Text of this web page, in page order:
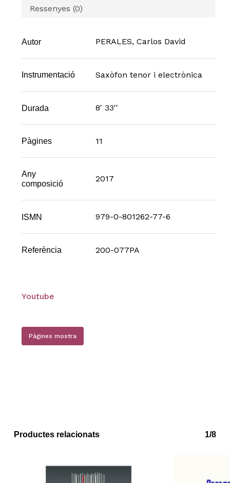
Ressenyes (0)
Autor PERALES, Carlos David
Instrumentació Saxòfon tenor i electrònica
Durada 8' 33''
Pàgines 11
Any
composició
2017
ISMN 979-0-801262-77-6
Referència 200-077PA
Youtube
Pàgines mostra
Productes relacionats 1/8